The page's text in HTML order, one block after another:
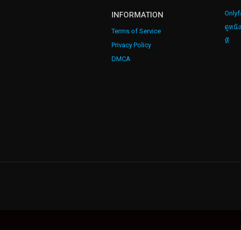
INFORMATION
Terms of Service
Privacy Policy
DMCA
ดูหนั
หี